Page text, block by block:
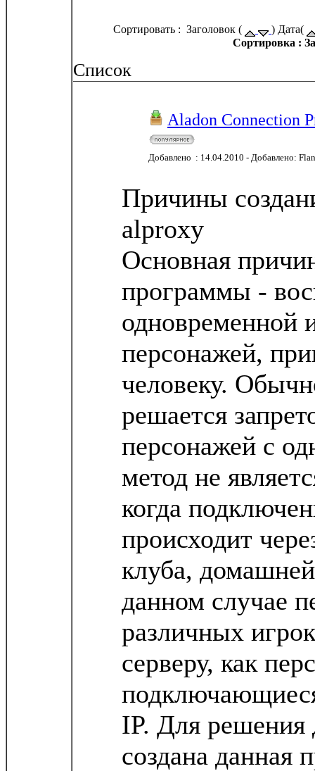
Сортировать : Заголовок (
) Дата(
Сортировка :
Список
Aladon Connection
Добавлено : 14.04.2010 - Добавлено:
Причины
alproxy
Основная
программы -
одновременной
персонажей,
человеку.
решается
персонажей с
метод не
когда
происходит
клуба,
данном случае
различных
серверу, как
IP. Для
создана данная